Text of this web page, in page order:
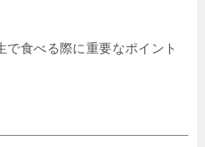
で食べる際に重要なポイント